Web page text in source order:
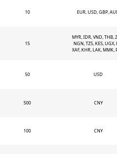
10 EUR, USD, GBP,
15
MYR, IDR, VND, THB,
NGN, TZS, KES, UGX,
XAF, KHR, LAK, MMK,
50 USD
500 CNY
100 CNY